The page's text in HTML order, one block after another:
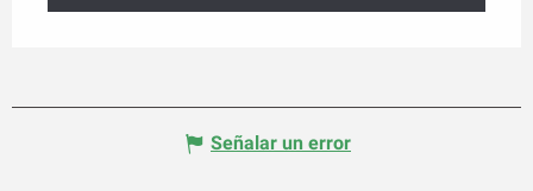
Señalar un error